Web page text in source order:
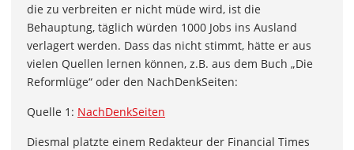
die zu verbreiten er nicht müde wird, ist die
Behauptung, täglich würden 1000 Jobs ins Ausland
verlagert werden. Dass das nicht stimmt, hätte er aus
vielen Quellen lernen können, z.B. aus dem Buch „Die
Reformlüge“ oder den NachDenkSeiten:
Quelle 1: NachDenkSeiten
Diesmal platzte einem Redakteur der Financial Times